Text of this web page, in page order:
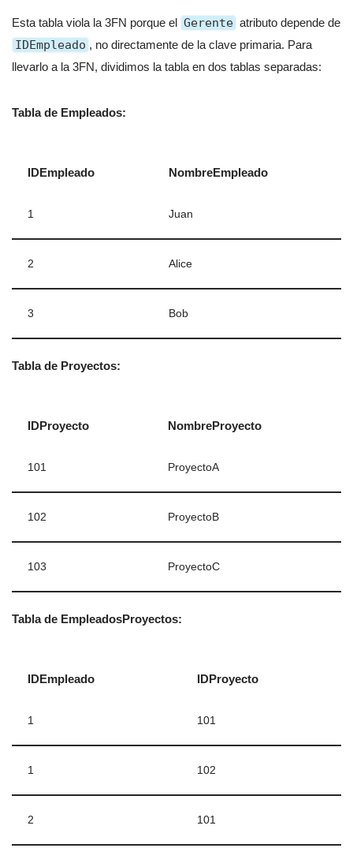
Esta tabla viola la 3FN porque el Gerente atributo depende de
IDEmpleado , no directamente de la clave primaria. Para
llevarlo a la 3FN, dividimos la tabla en dos tablas separadas:
Tabla de Empleados:
IDEmpleado NombreEmpleado
1 Juan
2 Alice
3 Bob
Tabla de Proyectos:
IDProyecto NombreProyecto
101 ProyectoA
102 ProyectoB
103 ProyectoC
Tabla de EmpleadosProyectos:
IDEmpleado IDProyecto
1 101
1 102
2 101